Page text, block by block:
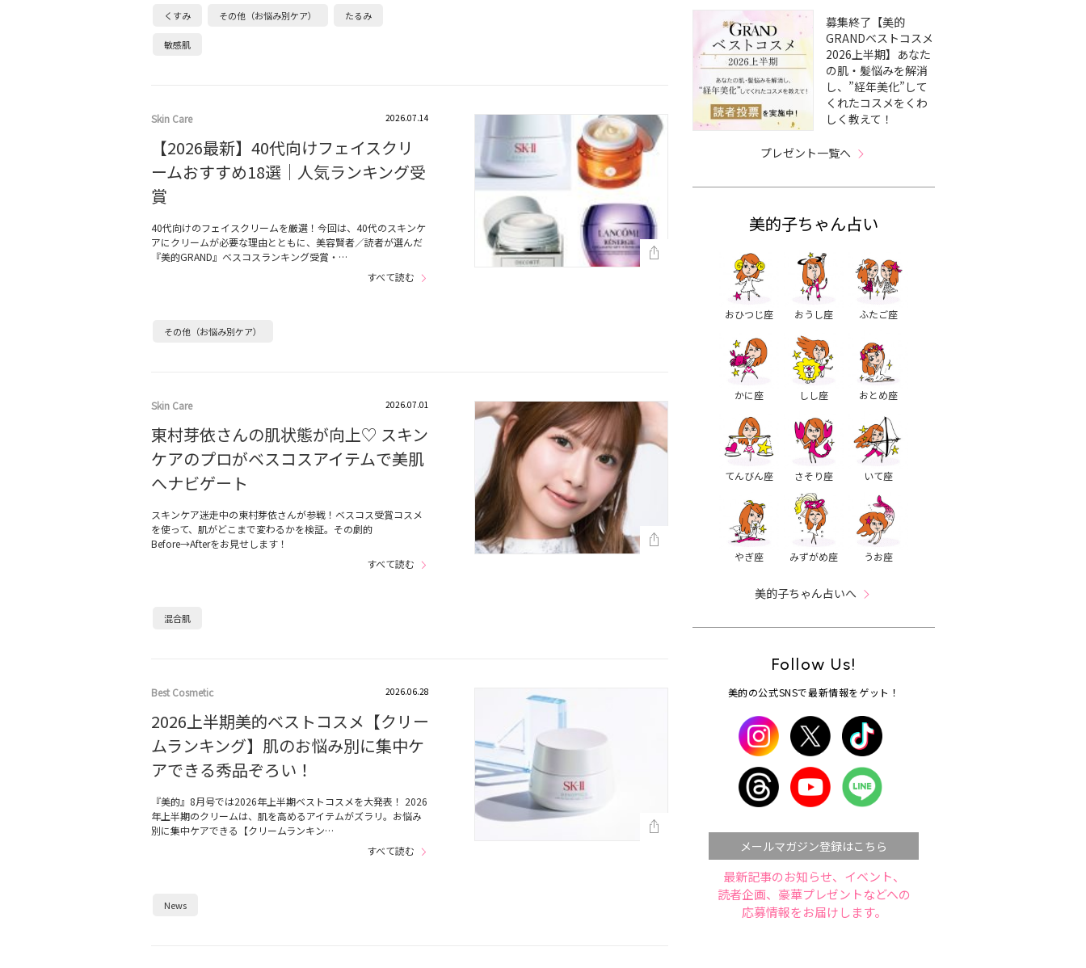
くすみ その他（お悩み別ケア） たるみ
敏感肌
Skin Care 2026.07.14
【2026最新】40代向けフェイスクリ
ームおすすめ18選｜人気ランキング受
賞
40代向けのフェイスクリームを厳選！今回は、40代のスキンケ
アにクリームが必要な理由とともに、美容賢者／読者が選んだ
『美的GRAND』ベスコスランキング受賞・…
すべて読む
その他（お悩み別ケア）
Skin Care 2026.07.01
東村芽依さんの肌状態が向上♡ スキン
ケアのプロがベスコスアイテムで美肌
へナビゲート
スキンケア迷走中の東村芽依さんが参戦！ベスコス受賞コスメ
を使って、肌がどこまで変わるかを検証。その劇的
Before→Afterをお見せします！
すべて読む
混合肌
Best Cosmetic 2026.06.28
2026上半期美的ベストコスメ【クリー
ムランキング】肌のお悩み別に集中ケ
アできる秀品ぞろい！
『美的』8月号では2026年上半期ベストコスメを大発表！ 2026
年上半期のクリームは、肌を高めるアイテムがズラリ。お悩み
別に集中ケアできる【クリームランキン…
すべて読む
News
募集終了【美的
GRANDベストコスメ
2026上半期】あなた
の肌・髪悩みを解消
し、”経年美化”して
くれたコスメをくわ
しく教えて！
プレゼント一覧へ
美的子ちゃん占い
おひつじ座 おうし座 ふたご座
かに座 しし座 おとめ座
てんびん座 さそり座 いて座
やぎ座 みずがめ座 うお座
美的子ちゃん占いへ
Follow Us!
美的の公式SNSで最新情報をゲット！
メールマガジン登録はこちら
最新記事のお知らせ、イベント、
読者企画、豪華プレゼントなどへの
応募情報をお届けします。